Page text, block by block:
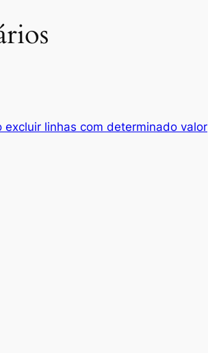
excluir linhas com determinado valor